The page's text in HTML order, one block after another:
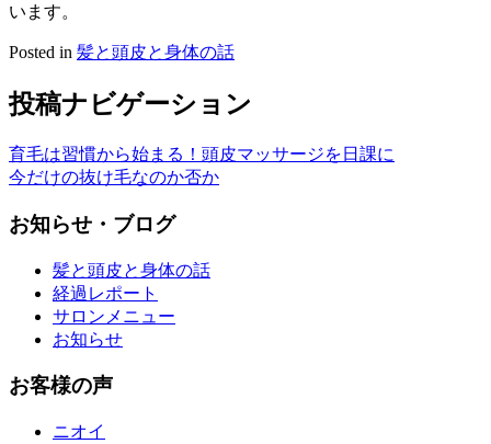
います。
Posted in 髪と頭皮と身体の話
投稿ナビゲーション
育毛は習慣から始まる！頭皮マッサージを日課に
今だけの抜け毛なのか否か
お知らせ・ブログ
髪と頭皮と身体の話
経過レポート
サロンメニュー
お知らせ
お客様の声
ニオイ